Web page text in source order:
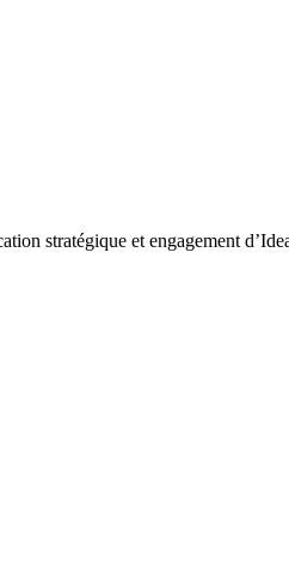
stratégique et engagement